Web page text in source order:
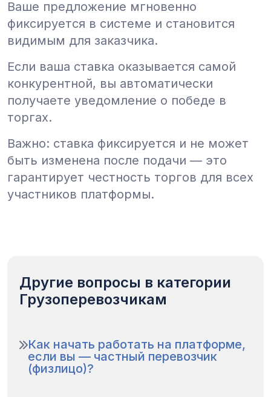
Ваше предложение мгновенно
фиксируется в системе и становится
видимым для заказчика.
Если ваша ставка оказывается самой
конкурентной, вы автоматически
получаете уведомление о победе в
торгах.
Важно: ставка фиксируется и не может
быть изменена после подачи — это
гарантирует честность торгов для всех
участников платформы.
Другие вопросы в категории
Грузоперевозчикам
Как начать работать на платформе,
если вы — частный перевозчик
(физлицо)?